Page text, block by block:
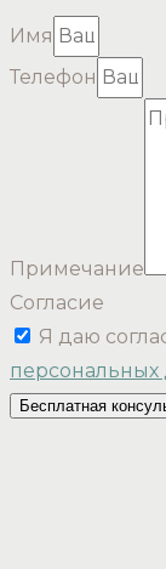
Имя
Телефон
Примечание
Согласие
Я даю
персональных
Бесплатная